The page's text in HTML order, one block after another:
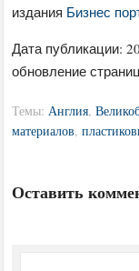
издания Бизнес
Дата публикации:
обновление
Темы: Англия,
материалов,
Оставить